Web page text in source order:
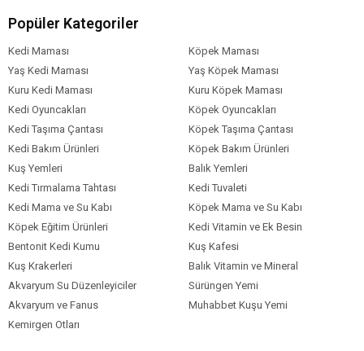
Popüler Kategoriler
Kedi Maması
Köpek Maması
Yaş Kedi Maması
Yaş Köpek Maması
Kuru Kedi Maması
Kuru Köpek Maması
Kedi Oyuncakları
Köpek Oyuncakları
Kedi Taşıma Çantası
Köpek Taşıma Çantası
Kedi Bakım Ürünleri
Köpek Bakım Ürünleri
Kuş Yemleri
Balık Yemleri
Kedi Tırmalama Tahtası
Kedi Tuvaleti
Kedi Mama ve Su Kabı
Köpek Mama ve Su Kabı
Köpek Eğitim Ürünleri
Kedi Vitamin ve Ek Besin
Bentonit Kedi Kumu
Kuş Kafesi
Kuş Krakerleri
Balık Vitamin ve Mineral
Akvaryum Su Düzenleyiciler
Sürüngen Yemi
Akvaryum ve Fanus
Muhabbet Kuşu Yemi
Kemirgen Otları